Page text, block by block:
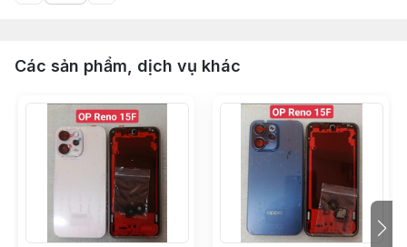
Các sản phẩm, dịch vụ khác